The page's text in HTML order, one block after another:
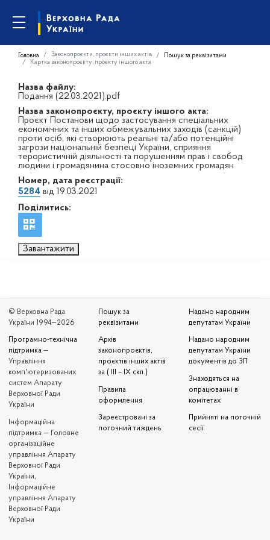
Головна Законопроєкти, проєкти інших актів
Пошук за реквізитами
Картка законопроєкту, проєкту іншого акта
Назва файлу:
Подання (22.03.2021).pdf
Назва законопроєкту, проєкту іншого акта:
Проєкт Постанови щодо застосування спеціальних
економічних та інших обмежувальних заходів (санкцій)
проти осіб, які створюють реальні та/або потенційні
загрози національній безпеці України, сприяння
терористичній діяльності та порушенням прав і свобод
людини і громадянина стосовно іноземних громадян
Номер, дата реєстрації:
5284 від 19.03.2021
Поділитись:
Завантажити
© Верховна Рада
України 1994—2026
Програмно-технічна
підтримка —
Управління
комп'ютеризованих
систем Апарату
Верховної Ради
України
Iнформаційна
підтримка — Головне
організаційне
управління Апарату
Верховної Ради
України,
Інформаційне
управління Апарату
Верховної Ради
України
Пошук за
реквізитами
Архів
законопроєктів,
проєктів інших актів
за ( III – IX скл.)
Правила
оформлення
Зареєстровані за
поточний тиждень
Надано народним
депутатам України
Надано народним
депутатам України
документів до ЗП
Знаходяться на
опрацюванні в
комітетах
Прийняті на поточній
сесії